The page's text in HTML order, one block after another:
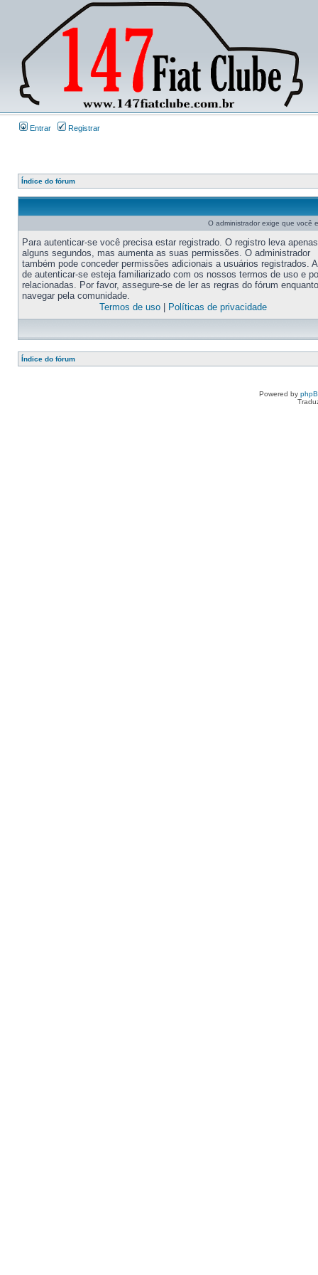
Entrar Registrar
Índice do fórum
O administrador exige que você
Para autenticar-se você precisa estar registrado. O registro leva apenas
alguns segundos, mas aumenta as suas permissões. O administrador
também pode conceder permissões adicionais a usuários registrados.
de autenticar-se esteja familiarizado com os nossos termos de uso e
relacionadas. Por favor, assegure-se de ler as regras do fórum enquanto
navegar pela comunidade.
Termos de uso| Políticas de privacidade
Índice do fórum
Powered by